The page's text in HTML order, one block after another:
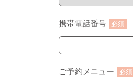
携帯電話番号 必須
ご予約メニュー 必須